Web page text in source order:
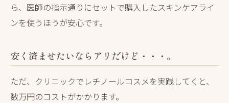
ら、医師の指示通りにセットで購入したスキンケアライ
ンを使うほうが安心です。
安く済ませたいならアリだけど・・・。
ただ、クリニックでレチノールコスメを実践してくと、
数万円のコストがかかります。